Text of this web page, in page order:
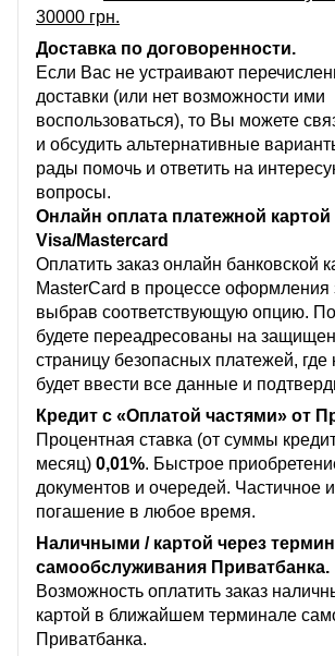
30000 грн.
Доставка по договоренности.
Если Вас не устраивают
доставки (или нет возможности ими
воспользоваться), то Вы можете
и обсудить альтернативные
рады помочь и ответить на
вопросы.
Онлайн оплата платежной картой
Visa/Mastercard
Оплатить заказ онлайн банковской
MasterCard в процессе оформления
выбрав соответствующую опцию.
будете переадресованы на
страницу безопасных платежей,
будет ввести все данные и
Кредит с «Оплатой частями» от
Процентная ставка (от суммы
месяц) 0,01%. Быстрое
документов и очередей. Частичное
погашение в любое время.
Наличными / картой через
самообслуживания Приватбанка.
Возможность оплатить заказ
картой в ближайшем терминале
Приватбанка.